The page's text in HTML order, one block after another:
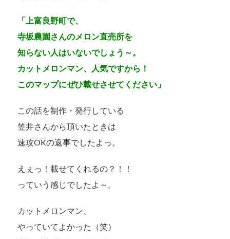
「上富良野町で、
寺坂農園さんのメロン直売所を
知らない人はいないでしょう～。
カットメロンマン、人気ですから！
このマップにぜひ載せさせてください」
この話を制作・発行している
笠井さんから頂いたときは
速攻OKの返事でしたよっ。
えぇっ！載せてくれるの？！！
っていう感じでしたよ～。
カットメロンマン、
やっていてよかった（笑）